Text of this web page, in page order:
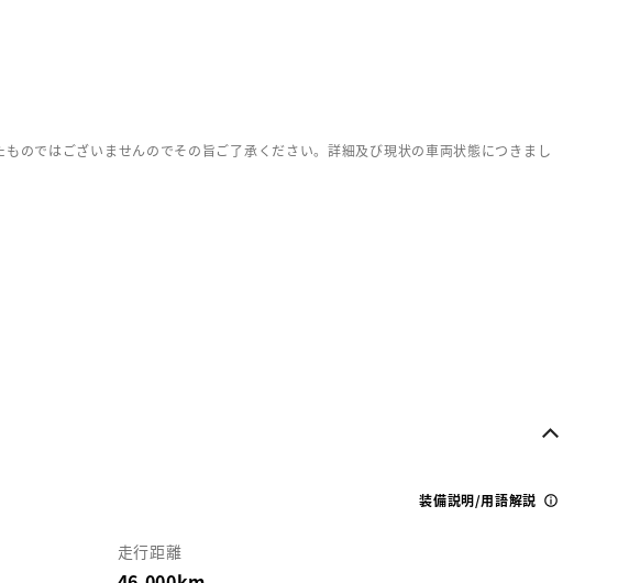
のではございませんのでその旨ご了承ください。詳細及び現状の車両状態につきまし
装備説明/用語解説
走行距離